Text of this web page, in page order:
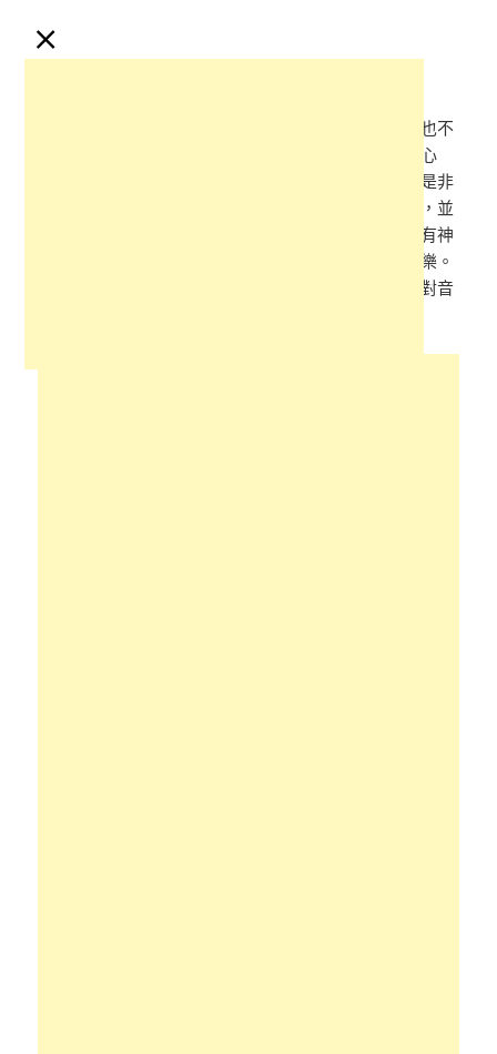
黃浩庭坦承自己曾叛逆，不想刻意透露父親的身份，也不
擔心被貼上「星三代」的標籤。他表示，只要調整好心
態，做好自己就可以了。袁小迪也附和著說自己並不是非
常紅，只是唱了很長時間而已。他也讚美兒子的進步，並
表示之前從未聽過兒女們唱歌時，黃浩庭的實力確實有神
速的進步。私底下，父子倆偶爾會一起小酌，談談音樂。
黃浩庭也感謝父親給予他很多建議，讓他能更好地面對音
×